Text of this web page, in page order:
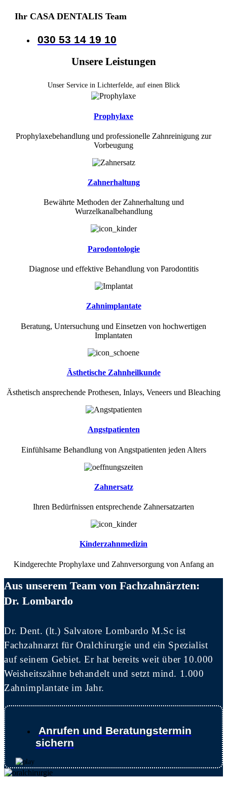
Ihr CASA DENTALIS Team
030 53 14 19 10
Unsere Leistungen
Unser Service in Lichterfelde, auf einen Blick
Prophylaxe
Prophylaxebehandlung und professionelle Zahnreinigung zur
Vorbeugung
Zahnerhaltung
Bewährte Methoden der Zahnerhaltung und
Wurzelkanalbehandlung
Parodontologie
Diagnose und effektive Behandlung von Parodontitis
Zahnimplantate
Beratung, Untersuchung und Einsetzen von hochwertigen
Implantaten
Ästhetische Zahnheilkunde
Ästhetisch ansprechende Prothesen, Inlays, Veneers und Bleaching
Angstpatienten
Einfühlsame Behandlung von Angstpatienten jeden Alters
Zahnersatz
Ihren Bedürfnissen entsprechende Zahnersatzarten
Kinderzahnmedizin
Kindgerechte Prophylaxe und Zahnversorgung von Anfang an
Aus unserem Team von Fachzahnärzten:
Dr. Lombardo
Dr. Dent. (lt.) Salvatore Lombardo M.Sc ist
Fachzahnarzt für Oralchirurgie und ein Spezialist
auf seinem Gebiet. Er hat bereits weit über 10.000
Weisheitszähne behandelt und setzt mind. 1.000
Zahnimplantate im Jahr.
Anrufen und Beratungstermin
sichern